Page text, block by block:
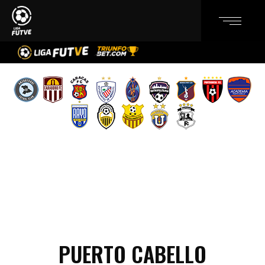
PUERTO CABELLO